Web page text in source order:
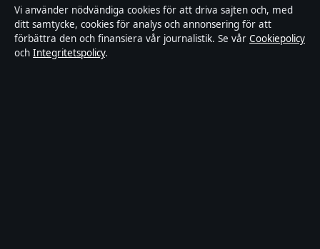
Integritetspolicy
Kändisar & integritet
Vi använder nödvändiga cookies för att driva sajten och, med
ditt samtycke, cookies för analys och annonsering för att
förbättra den och finansiera vår journalistik. Se vår Cookiepolicy
och Integritetspolicy.